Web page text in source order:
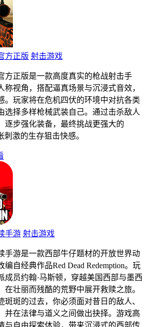
方正版 射击游戏
方正版是一款高度真实的枪战射击手
称视角，搭配逼真场景与沉浸式音效，
。玩家将在危机四伏的环境中对抗各类
选择多样枪械武装自己。通过击杀敌人
逐步强化装备，最终挑战更强大的
刺激的生存狙击快感。
手游 射击游戏
手游是一款西部牛仔题材的开放世界动
自经典作品Red Dead Redemption。玩
成员约翰·马斯顿，穿越美国西部与墨西
在壮丽而残酷的荒野中展开救赎之旅。
斑斑的过去，你必须面对昔日的敌人、
并在法律与道义之间做出抉择。游戏高
与自由探索体验，带来沉浸式的西部传